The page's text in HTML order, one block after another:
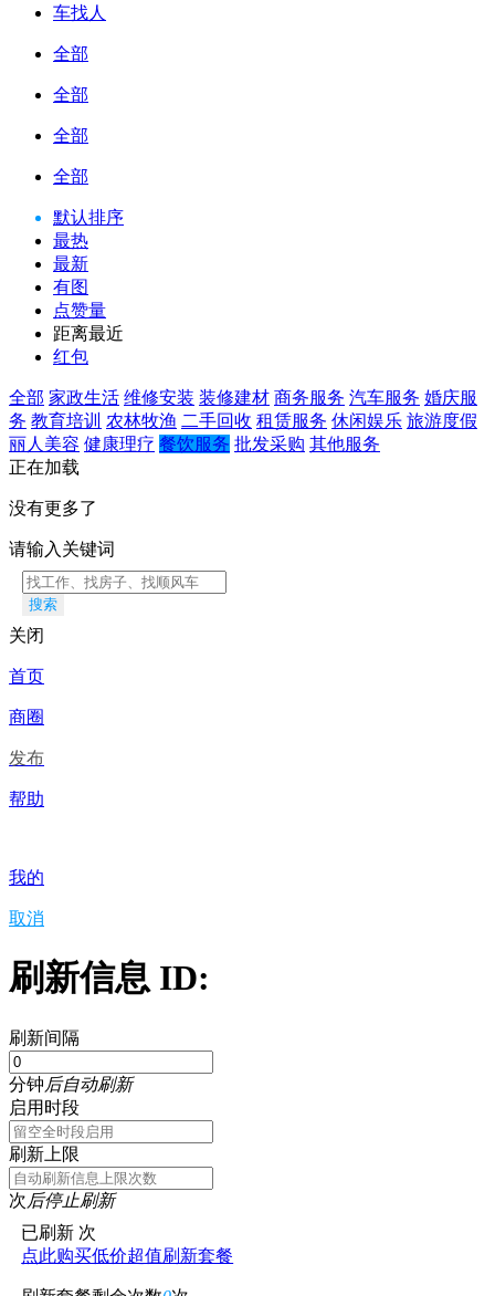
车找人
全部
全部
全部
全部
默认排序
最热
最新
有图
点赞量
距离最近
红包
全部 家政生活 维修安装 装修建材 商务服务 汽车服务 婚庆服
务 教育培训 农林牧渔 二手回收 租赁服务 休闲娱乐 旅游度假
丽人美容 健康理疗 餐饮服务 批发采购 其他服务
正在加载
没有更多了
请输入关键词
搜索
关闭
首页
商圈
发布
帮助
我的
取消
刷新信息 ID:
刷新间隔
分钟后自动刷新
启用时段
刷新上限
次后停止刷新
已刷新 次
点此购买低价超值刷新套餐